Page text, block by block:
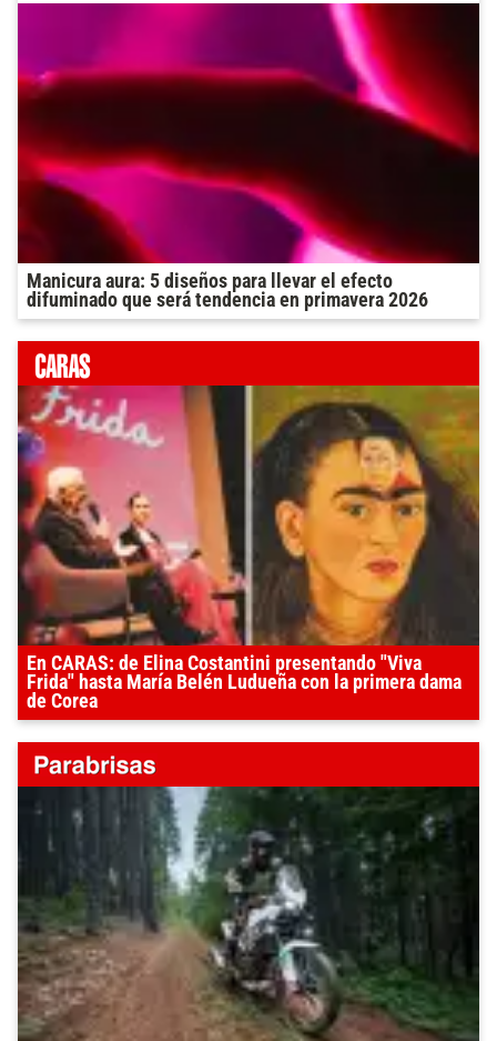
Manicura aura: 5 diseños para llevar el efecto
difuminado que será tendencia en primavera 2026
En CARAS: de Elina Costantini presentando "Viva
Frida" hasta María Belén Ludueña con la primera dama
de Corea